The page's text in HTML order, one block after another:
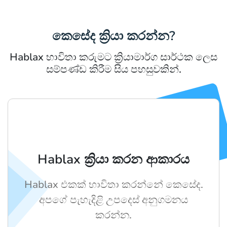
කෙසේද ක්‍රියා කරන්න?
Hablax භාවිතා කරුමට ක්‍රියාමාර්ග සාර්ථක ලෙස
සම්පණ්ඩ කිරීම සිය පහසුවකින්.
Hablax ක්‍රියා කරන ආකාරය
Hablax එකක් භාවිතා කරන්නේ කෙසේද.
අපගේ පැහැදිළි උපදෙස් අනුගමනය
කරන්න.